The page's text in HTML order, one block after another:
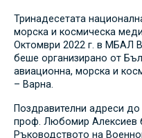
Тринадесетата
морска и космическа
Октомври 2022 г. в МБАЛ
беше организирано от
авиационна, морска и
– Варна.
Поздравителни адреси
проф. Любомир Алексиев
Ръководството на